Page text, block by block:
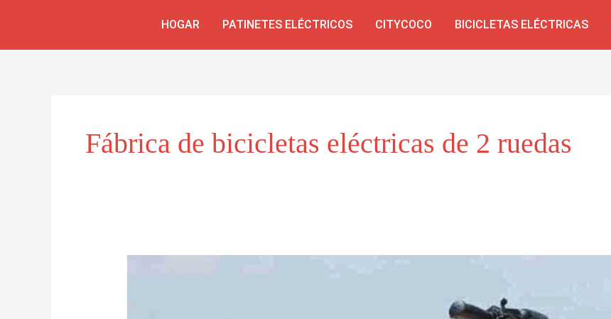
HOGAR PATINETES ELÉCTRICOS CITYCOCO BICICLETAS ELÉCTRICAS
Fábrica de bicicletas eléctricas de 2 ruedas